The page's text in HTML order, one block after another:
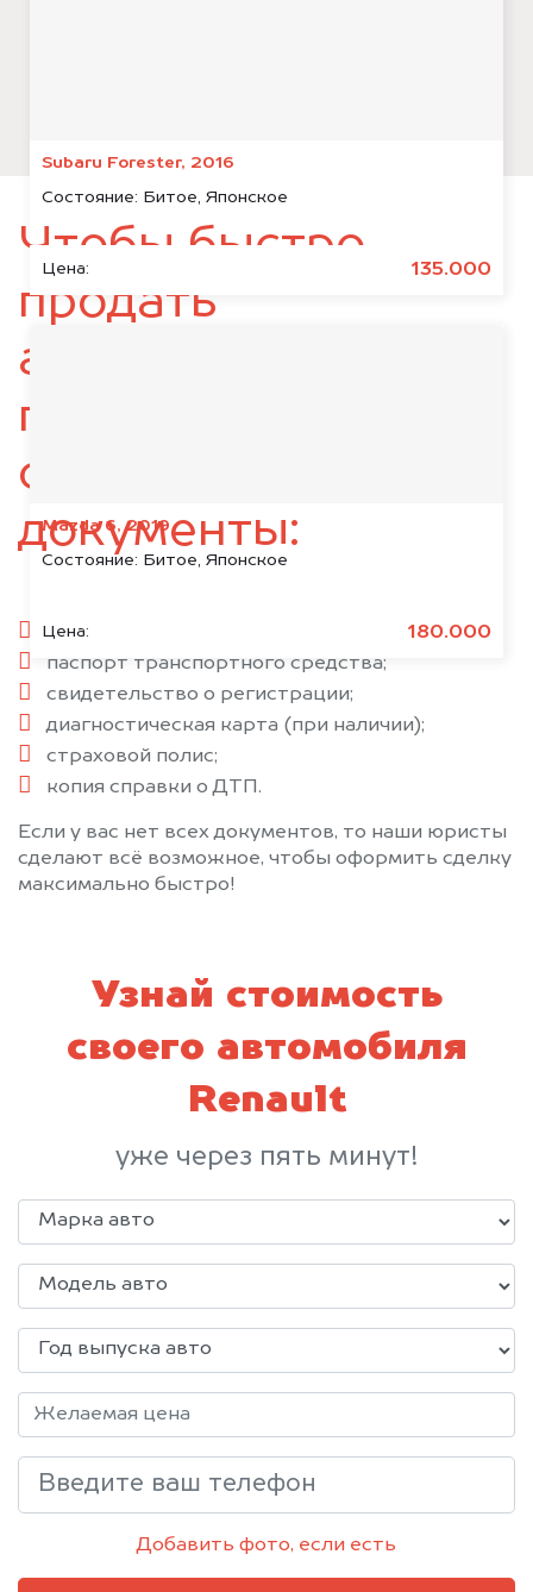
Subaru Forester, 2016
Состояние: Битое, Японское
Цена: 135.000
Mazda 6, 2019
Состояние: Битое, Японское
Цена: 180.000
Чтобы быстро
продать
автомобиль,
подготовьте
следующие
документы:
паспорт гражданина РФ;
паспорт транспортного средства;
свидетельство о регистрации;
диагностическая карта (при наличии);
страховой полис;
копия справки о ДТП.
Если у вас нет всех документов, то наши юристы
сделают всё возможное, чтобы оформить сделку
максимально быстро!
Узнай стоимость
своего автомобиля
Renault
уже через пять минут!
Добавить фото, если есть